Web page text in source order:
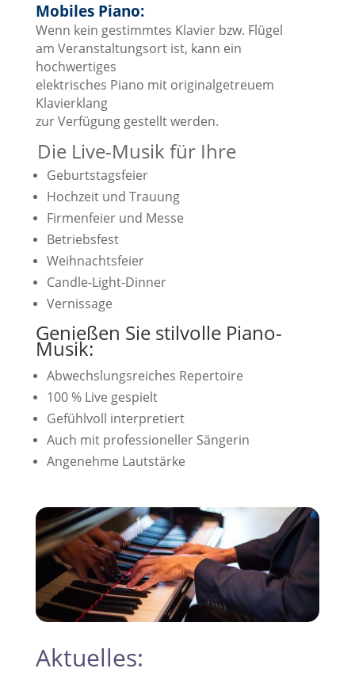
Mobiles Piano:
Wenn kein gestimmtes Klavier bzw. Flügel
am Veranstaltungsort ist, kann ein
hochwertiges
elektrisches Piano mit originalgetreuem
Klavierklang
zur Verfügung gestellt werden.
Die Live-Musik für Ihre
Geburtstagsfeier
Hochzeit und Trauung
Firmenfeier und Messe
Betriebsfest
Weihnachtsfeier
Candle-Light-Dinner
Vernissage
Genießen Sie stilvolle Piano-
Musik:
Abwechslungsreiches Repertoire
100 % Live gespielt
Gefühlvoll interpretiert
Auch mit professioneller Sängerin
Angenehme Lautstärke
Aktuelles: